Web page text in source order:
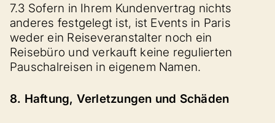
7.3 Sofern in Ihrem Kundenvertrag nichts
anderes festgelegt ist, ist Events in Paris
weder ein Reiseveranstalter noch ein
Reisebüro und verkauft keine regulierten
Pauschalreisen in eigenem Namen.
8. Haftung, Verletzungen und Schäden